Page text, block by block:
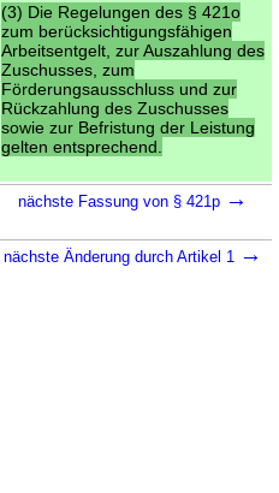
(3) Die Regelungen des § 421o
zum berücksichtigungsfähigen
Arbeitsentgelt, zur Auszahlung des
Zuschusses, zum
Förderungsausschluss und zur
Rückzahlung des Zuschusses
sowie zur Befristung der Leistung
gelten entsprechend.
nächste Fassung von § 421p →
nächste Änderung durch Artikel 1 →